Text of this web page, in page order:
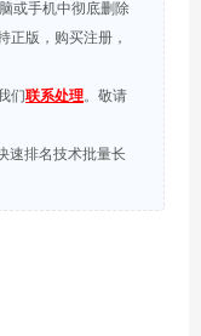
或手机中彻底删除
正版，购买注册，
们联系处理。敬请
速排名技术批量长